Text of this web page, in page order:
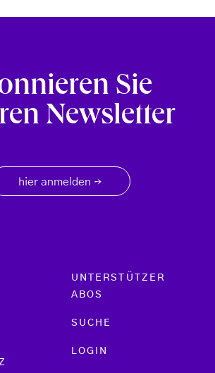
Sie
Newsletter
hier anmelden →
UNTERSTÜTZER
ABOS
SUCHE
LOGIN